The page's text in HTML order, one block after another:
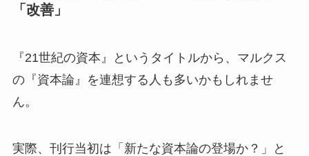
「改善」
『21世紀の資本』というタイトルから、マルクス
の『資本論』を連想する人も多いかもしれませ
ん。
実際、刊行当初は「新たな資本論の登場か？」と